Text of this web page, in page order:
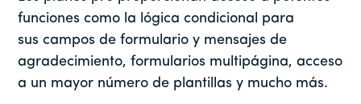
funciones como la lógica condicional para
sus campos de formulario y mensajes de
agradecimiento, formularios multipágina, acceso
a un mayor número de plantillas y mucho más.